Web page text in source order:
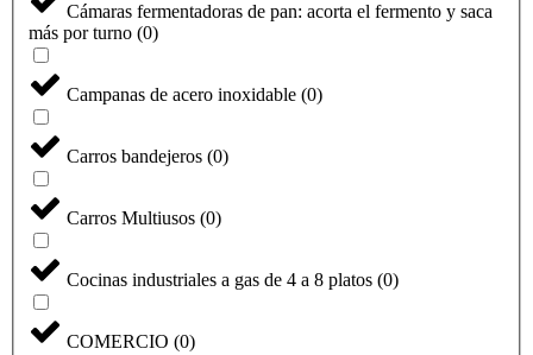
Cámaras fermentadoras de pan: acorta el fermento y saca
más por turno (0)
Campanas de acero inoxidable (0)
Carros bandejeros (0)
Carros Multiusos (0)
Cocinas industriales a gas de 4 a 8 platos (0)
COMERCIO (0)